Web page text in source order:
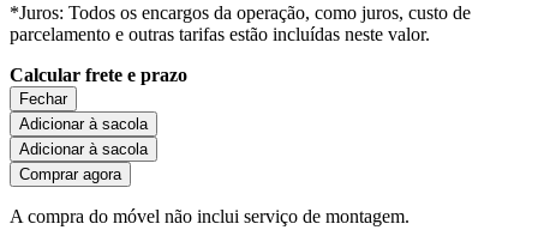
*Juros: Todos os encargos da operação, como juros, custo de
parcelamento e outras tarifas estão incluídas neste valor.
Calcular frete e prazo
Fechar
Adicionar à sacola
Adicionar à sacola
Comprar agora
A compra do móvel não inclui serviço de montagem.